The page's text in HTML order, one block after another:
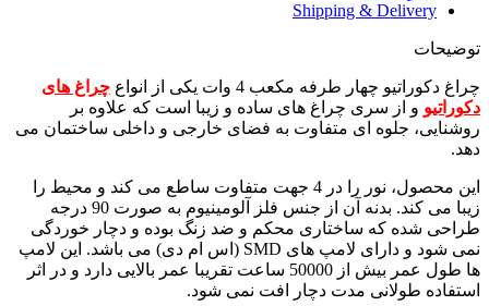
Shipping & Delivery
توضیحات
چراغ دکوراتیو چهار طرفه مکعب 4 وات یکی از انواع
چراغ های
دکوراتیو و از سری چراغ های ساده و زیبا است که علاوه بر
روشنایی، جلوه ای متفاوت به فضای خارجی و داخلی ساختمان می
دهد.
این محصول، نور را در 4 جهت متفاوت ساطع می کند و محیط را
زیبا می کند. بدنه آن از جنس فلز آلومینیوم به صورت 90 درجه
طراحی شده که ساختاری محکم و ضد زنگ بوده و دچار خوردگی
نمی شود و دارای لامپ های SMD (اس ام دی) می باشد. این لامپ
ها طول عمر بیش از 50000 ساعت تقریبا عمر بالایی دارد و در اثر
استفاده طولانی مدت دچار افت نمی شود.